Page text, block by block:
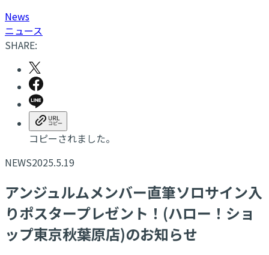
News
ニュース
SHARE:
コピーされました。
NEWS2025.5.19
アンジュルムメンバー直筆ソロサイン入
りポスタープレゼント！(ハロー！ショ
ップ東京秋葉原店)のお知らせ